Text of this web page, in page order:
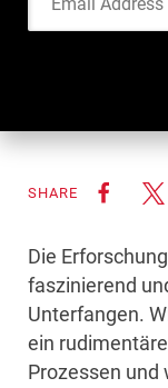
SHARE
Die
faszinierend
Unterfangen.
ein
Prozessen